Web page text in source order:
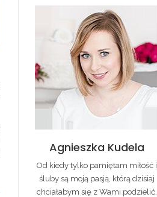
Agnieszka Kudela
Od kiedy tylko pamiętam miłość i
śluby są moją pasją, którą dzisiaj
chciałabym się z Wami podzielić.